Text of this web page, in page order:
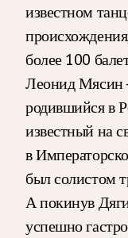
известном
более 100
Леонид Мясин
родившийся в
известный на
в
был солистом
А покинув
успешно